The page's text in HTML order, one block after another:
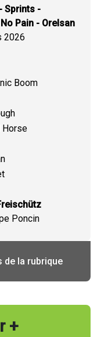
Sprints -
Pain - Orelsan
2026
Boom
Poncin
de la rubrique
+